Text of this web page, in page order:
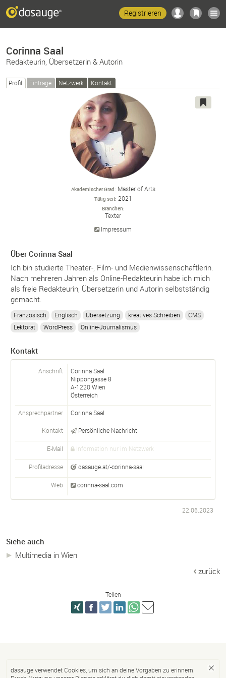
Registrieren
Corinna Saal
Redakteurin, Übersetzerin & Autorin
Profil Einträge Netzwerk Kontakt
Akademischer Grad Master of Arts
Tätig seit 2021
Branchen
Texter
Impressum
Über Corinna Saal
Ich bin studierte Theater-, Film- und Medienwissenschaftlerin.
Nach mehreren Jahren als Online-Redakteurin habe ich mich
als freie Redakteurin, Übersetzerin und Autorin selbstständig
gemacht.
Französisch Englisch Übersetzung kreatives Schreiben
CMS
Lektorat
WordPress Online-Journalismus
Kontakt
Anschrift
Corinna Saal
Nippongasse 8
A-1220Wien
Österreich
Ansprechpartner CorinnaSaal
Kontakt Persönliche Nachricht
E-Mail Information nur im Netzwerk
Profiladresse dasauge.at/-corinna-saal
Web corinna-saal.com
22.06.2023
Siehe auch
Multimedia in Wien
zurück
Teilen
dasauge verwendet Cookies, um sich an deine Vorgaben zu erinnern.